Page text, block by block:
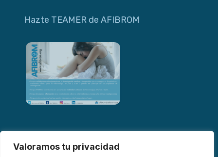
Valoramos tu privacidad
Hazte TEAMER de AFIBROM